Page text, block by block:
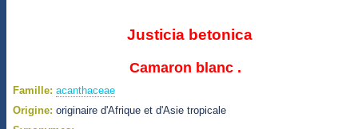
Justicia betonica
Camaron blanc .
Famille: acanthaceae
Origine: originaire d'Afrique et d'Asie tropicale